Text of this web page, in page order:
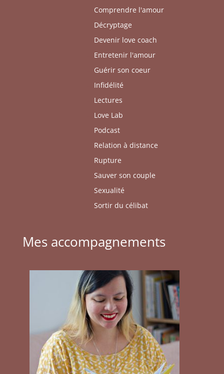
Comprendre l'amour
Décryptage
Devenir love coach
Entretenir l'amour
Guérir son coeur
Infidélité
Lectures
Love Lab
Podcast
Relation à distance
Rupture
Sauver son couple
Sexualité
Sortir du célibat
Mes accompagnements